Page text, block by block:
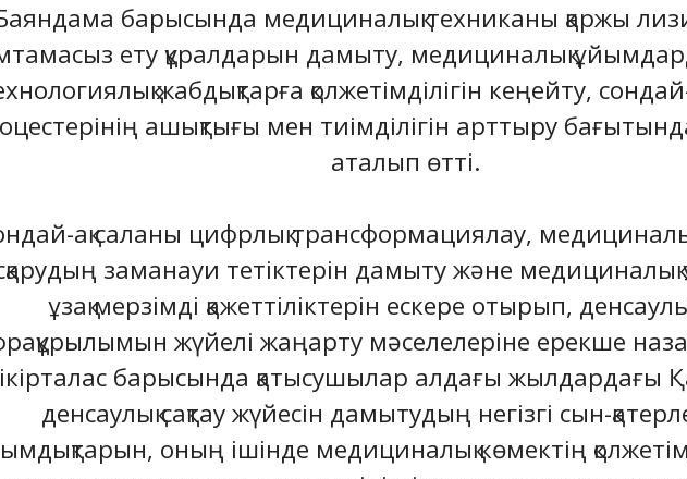
барысында медициналық техниканы қаржы
ету құралдарын дамыту, медициналық
жабдықтарға қолжетімділігін кеңейту,
ашықтығы мен тиімділігін арттыру
аталып өтті.
ақ саланы цифрлық трансформациялау,
заманауи тетіктерін дамыту және
ұзақ мерзімді қажеттіліктерін ескере отырып,
жүйелі жаңарту мәселелеріне ерекше
барысында қатысушылар алдағы жылдардағы
денсаулық сақтау жүйесін дамытудың негізгі сын-
оның ішінде медициналық көмектің